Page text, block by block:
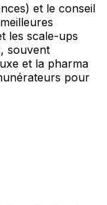
et le conseil
les scale-ups
souvent
et la pharma
pour